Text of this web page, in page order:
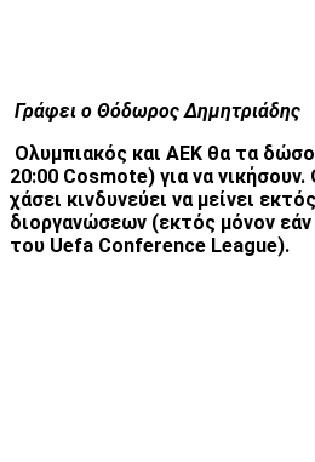
Γράφει ο Θόδωρος Δημητριάδης
Ολυμπιακός και ΑΕΚ θα τα
20:00 Cosmote) για να
χάσει κινδυνεύει να μείνει
διοργανώσεων (εκτός μόνον εάν
του Uefa Conference League).